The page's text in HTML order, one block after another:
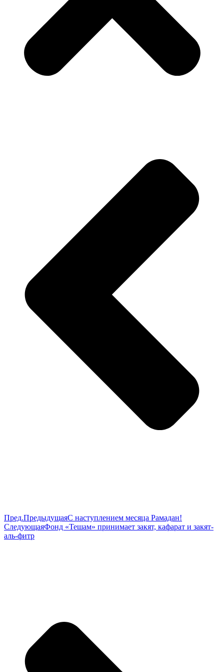
Пред.ПредыдущаяС наступлением месяца Рамадан!
СледующаяФонд «Тешам» принимает закят, кафарат и закят-
аль-фитр